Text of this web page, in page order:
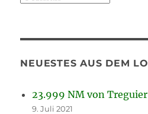
NEUESTES AUS DEM
23.999 NM von
9. Juli 2021